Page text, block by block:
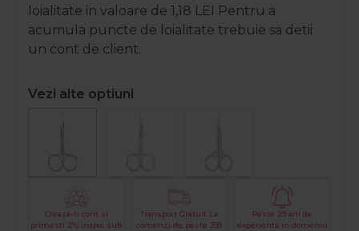
loialitate in valoare de 1,18 LEI Pentru a
acumula puncte de loialitate trebuie sa detii
un cont de client.
Vezi alte optiuni
Creaza-ti cont si
primesti 2% inapoi sub
Transport Gratuit La
comenzi de peste 399
Peste 29 ani de
experienta in domeniu